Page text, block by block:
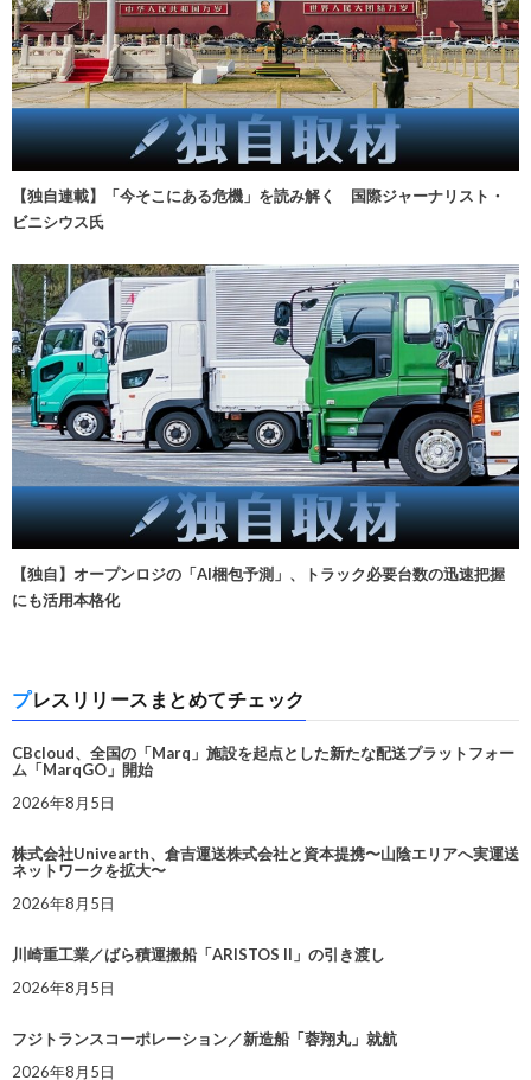
【独自連載】「今そこにある危機」を読み解く 国際ジャーナリスト・
ビニシウス氏
【独自】オープンロジの「AI梱包予測」、トラック必要台数の迅速把握
にも活用本格化
プレスリリースまとめてチェック
CBcloud、全国の「Marq」施設を起点とした新たな配送プラットフォー
ム「MarqGO」開始
2026年8月5日
株式会社Univearth、倉吉運送株式会社と資本提携〜山陰エリアへ実運送
ネットワークを拡大〜
2026年8月5日
川崎重工業／ばら積運搬船「ARISTOS II」の引き渡し
2026年8月5日
フジトランスコーポレーション／新造船「蓉翔丸」就航
2026年8月5日